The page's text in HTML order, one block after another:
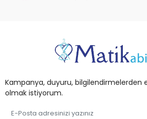
Kampanya, duyuru, bilgilendirmelerden
olmak istiyorum.